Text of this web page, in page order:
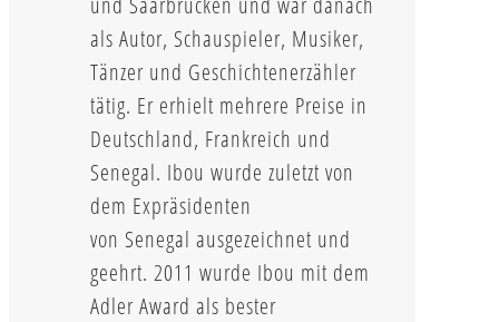
als Autor, Schauspieler, Musiker,
Tänzer und Geschichtenerzähler
tätig. Er erhielt mehrere Preise in
Deutschland, Frankreich und
Senegal. Ibou wurde zuletzt von
dem Expräsidenten
von Senegal ausgezeichnet und
geehrt. 2011 wurde Ibou mit dem
Adler Award als bester